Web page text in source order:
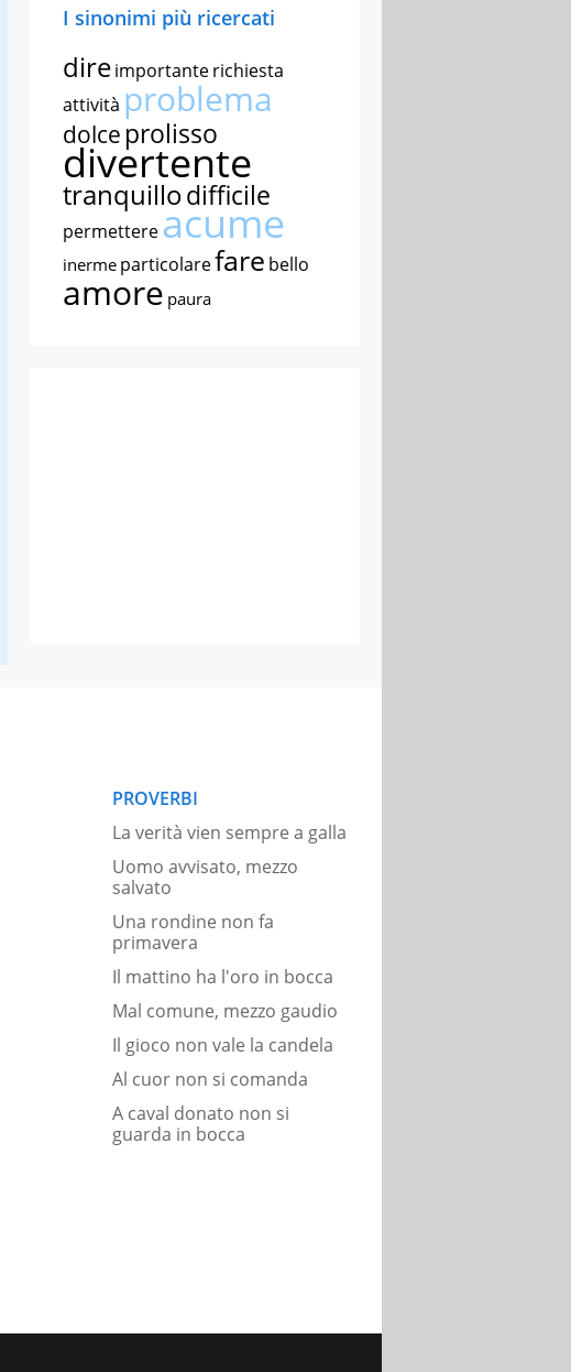
I sinonimi più ricercati
direimportanterichiesta
attività problema
dolce prolisso
divertente
tranquillodifficile
permettereacume
inerme particolarefare bello
amore paura
PROVERBI
La verità vien sempre a galla
Uomo avvisato, mezzo
salvato
Una rondine non fa
primavera
Il mattino ha l'oro in bocca
Mal comune, mezzo gaudio
Il gioco non vale la candela
Al cuor non si comanda
A caval donato non si
guarda in bocca